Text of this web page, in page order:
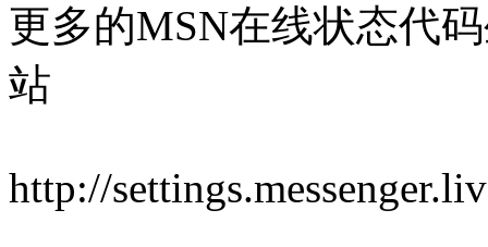
更多的MSN在线状态代
站
http://